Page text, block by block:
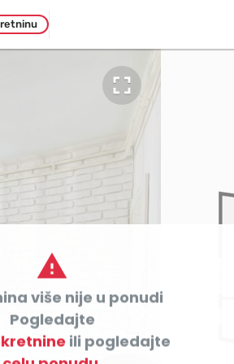



više nije u ponudi
Pogledajte
ili pogledajte